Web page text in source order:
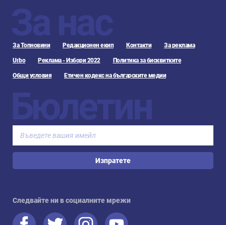
За нас
За Топновини Редакционен екип Контакти За реклама
Urbo Реклама - Избори 2022 Политика за бисквитките
Общи условия Етичен кодекс на българските медии
Бюлетин
Изпратете
Следвайте ни в социалните мрежи